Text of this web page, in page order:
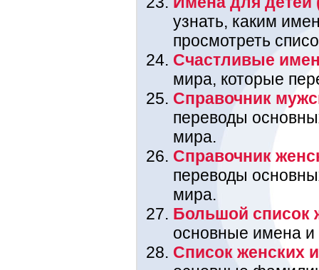
узнать, каким
просмотреть
Счастливые
мира, которые
Справочник
переводы
мира.
Справочник
переводы
мира.
Большой список
основные имена
Список женских